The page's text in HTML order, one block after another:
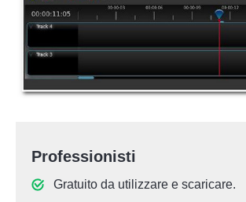
Professionisti
Gratuito da utilizzare e scaricare.